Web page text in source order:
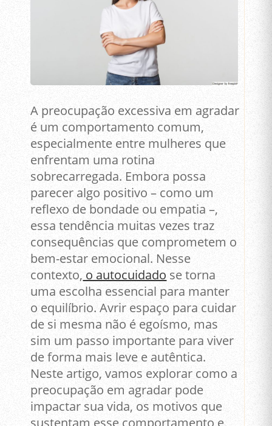
A preocupação excessiva em agradar
é um comportamento comum,
especialmente entre mulheres que
enfrentam uma rotina
sobrecarregada. Embora possa
parecer algo positivo – como um
reflexo de bondade ou empatia –,
essa tendência muitas vezes traz
consequências que comprometem o
bem-estar emocional. Nesse
contexto, o autocuidado se torna
uma escolha essencial para manter
o equilíbrio. Avrir espaço para cuidar
de si mesma não é egoísmo, mas
sim um passo importante para viver
de forma mais leve e autêntica.
Neste artigo, vamos explorar como a
preocupação em agradar pode
impactar sua vida, os motivos que
sustentam esse comportamento e,